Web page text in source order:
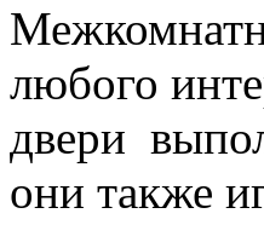
любого
двери
они также